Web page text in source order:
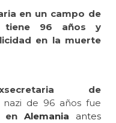
en un campo de
tiene 96 años y
en la muerte
de
nazi de 96 años fue
enAlemania antes